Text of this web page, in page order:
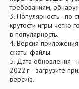
требованиям,
3. Популярность - по
крутости игры четко
в популярность.
4. Версия
сжаты файлы.
5. Дата обновления -
2022 г. - загрузите
версию.